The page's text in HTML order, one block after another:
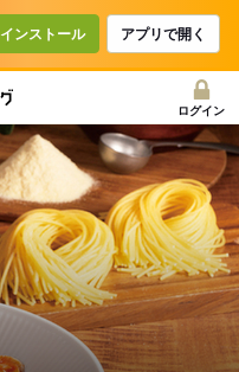
インストール アプリで開く
ログイン